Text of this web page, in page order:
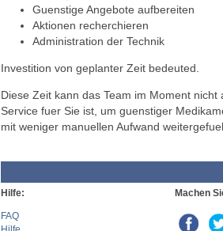
Guenstige Angebote aufbereiten
Aktionen recherchieren
Administration der Technik
Investition von geplanter Zeit bedeuted.
Diese Zeit kann das Team im Moment
Service fuer Sie ist, um guenstiger
mit weniger manuellen Aufwand
Hilfe:
FAQ
Machen